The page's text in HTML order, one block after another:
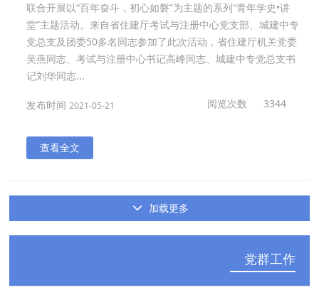
联合开展以“百年奋斗，初心如磐”为主题的系列“青年学史•讲
堂”主题活动。来自省住建厅考试与注册中心党支部、城建中专
党总支及团委50多名同志参加了此次活动，省住建厅机关党委
吴燕同志、考试与注册中心书记高峰同志、城建中专党总支书
记刘华同志...
发布时间 2021-05-21 阅览次数 3344
查看全文
加载更多
党群工作